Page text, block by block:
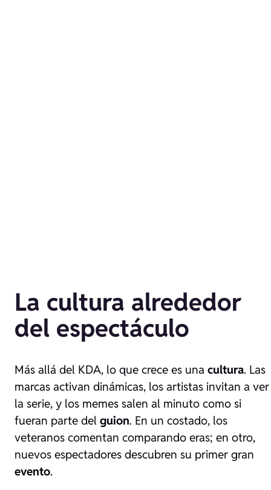
La cultura alrededor
del espectáculo
Más allá del KDA, lo que crece es una cultura. Las
marcas activan dinámicas, los artistas invitan a ver
la serie, y los memes salen al minuto como si
fueran parte del guion. En un costado, los
veteranos comentan comparando eras; en otro,
nuevos espectadores descubren su primer gran
evento.